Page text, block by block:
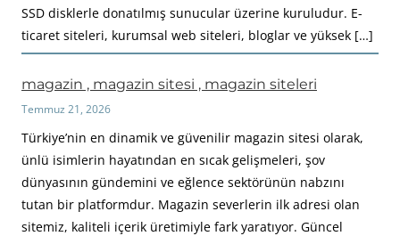
SSD disklerle donatılmış sunucular üzerine kuruludur. E-
ticaret siteleri, kurumsal web siteleri, bloglar ve yüksek […]
magazin , magazin sitesi , magazin siteleri
Temmuz 21, 2026
Türkiye’nin en dinamik ve güvenilir magazin sitesi olarak,
ünlü isimlerin hayatından en sıcak gelişmeleri, şov
dünyasının gündemini ve eğlence sektörünün nabzını
tutan bir platformdur. Magazin severlerin ilk adresi olan
sitemiz, kaliteli içerik üretimiyle fark yaratıyor. Güncel